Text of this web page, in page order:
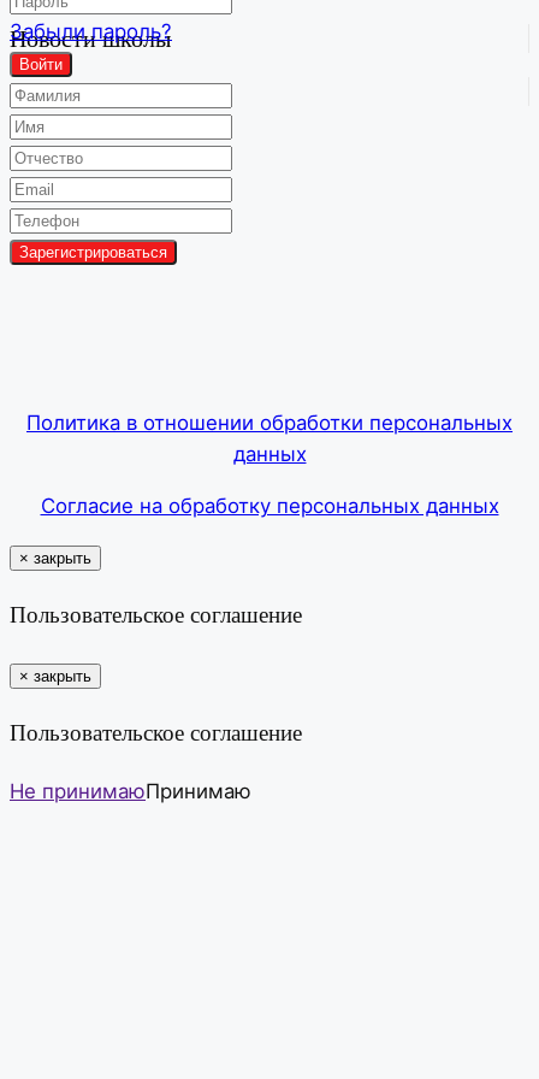
Новости школы
Групповой чат
Забыли пароль?
Войти
Политика в отношении обработки персональных
данных
Согласие на обработку персональных данных
× закрыть
Пользовательское соглашение
× закрыть
Пользовательское соглашение
Не принимаюПринимаю